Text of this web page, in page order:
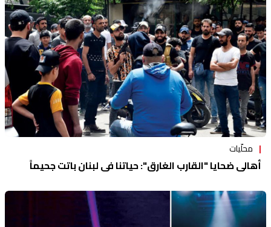
محلّيات
أهالي ضحايا "القارب الغارق": حياتنا في لبنان باتت جحيماً